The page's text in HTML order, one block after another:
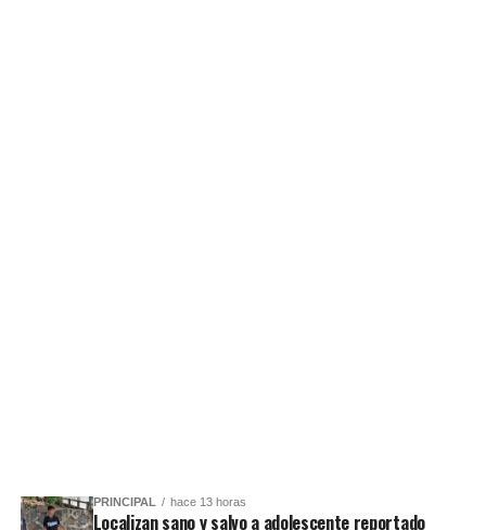
PRINCIPAL hace 13 horas
Localizan sano y salvo a adolescente reportado